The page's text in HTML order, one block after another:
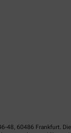
48, 60486 Frankfurt.